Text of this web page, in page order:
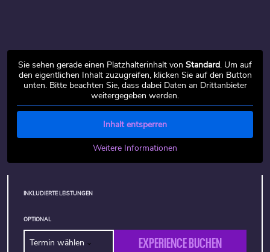
Sie sehen gerade einen Platzhalterinhalt von Standard. Um auf
den eigentlichen Inhalt zuzugreifen, klicken Sie auf den Button
unten. Bitte beachten Sie, dass dabei Daten an Drittanbieter
weitergegeben werden.
Inhalt entsperren
Weitere Informationen
INKLUDIERTE LEISTUNGEN
OPTIONAL
Termin wählen EXPERIENCE BUCHEN